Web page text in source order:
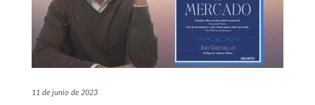
11 de junio de 2023